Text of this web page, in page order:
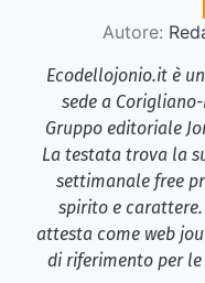
Autore:
Ecodellojonio.it è
sede a
Gruppo editoriale
La testata trova la
settimanale free
spirito e carattere.
attesta come web
di riferimento per